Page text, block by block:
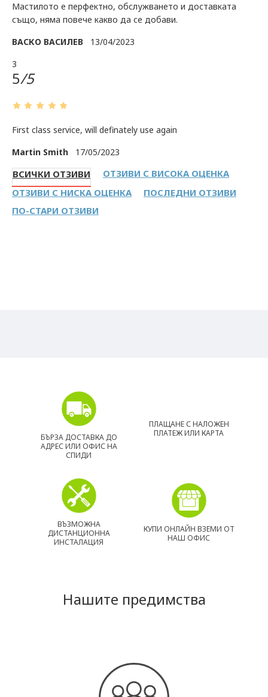
Мастилото е перфектно, обслужването и доставката
също, няма повече какво да се добави.
ВАСКО ВАСИЛЕВ 13/04/2023
3
5/5
First class service, will definately use again
Martin Smith 17/05/2023
ВСИЧКИ ОТЗИВИ
ОТЗИВИ С ВИСОКА ОЦЕНКА
ОТЗИВИ С НИСКА ОЦЕНКА
ПОСЛЕДНИ ОТЗИВИ
ПО-СТАРИ ОТЗИВИ
БЪРЗА ДОСТАВКА ДО
АДРЕС ИЛИ ОФИС НА
СПИДИ
ПЛАЩАНЕ С НАЛОЖЕН
ПЛАТЕЖ ИЛИ КАРТА
ВЪЗМОЖНА
ДИСТАНЦИОННА
ИНСТАЛАЦИЯ
КУПИ ОНЛАЙН ВЗЕМИ ОТ
НАШ ОФИС
Нашите предимства